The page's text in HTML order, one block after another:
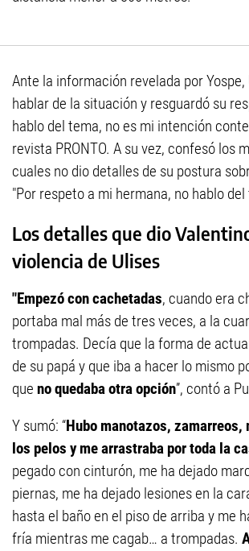
Ante la información revelada por
hablar de la situación y resguardó su
hablo del tema, no es mi intención
revista PRONTO. A su vez, confesó los
cuales no dio detalles de su postura
"Por respeto a mi hermana, no hablo del
Los detalles que dio
violencia de Ulises
"Empezó con cachetadas, cuando era
portaba mal más de tres veces, a la
trompadas. Decía que la forma de
de su papá y que iba a hacer lo mismo
que no quedaba otra opción”, contó a
Y sumó: “Hubo manotazos, zamarreos,
los pelos y me arrastraba por toda la
pegado con cinturón, me ha dejado
piernas, me ha dejado lesiones en la
hasta el baño en el piso de arriba y me
fría mientras me cagab… a trompadas.